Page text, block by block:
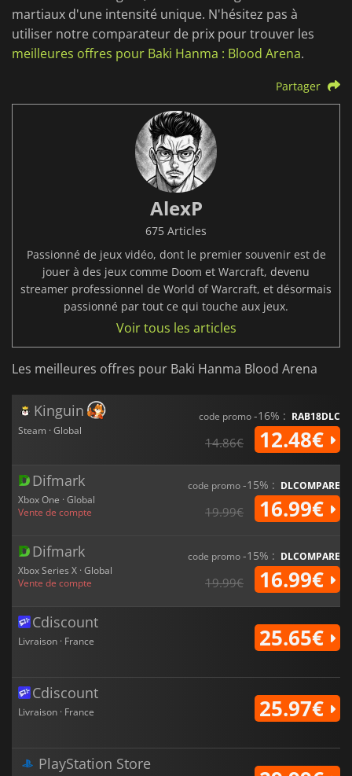
martiaux d'une intensité unique. N'hésitez pas à
utiliser notre comparateur de prix pour trouver les
meilleures offres pour Baki Hanma : Blood Arena.
Partager
AlexP
675 Articles
Passionné de jeux vidéo, dont le premier souvenir est de
jouer à des jeux comme Doom et Warcraft, devenu
streamer professionnel de World of Warcraft, et désormais
passionné par tout ce qui touche aux jeux.
Voir tous les articles
Les meilleures offres pour Baki Hanma Blood Arena
Kinguin
Steam · Global
code promo-16% : RAB18DLC
14.86€ 12.48€
Difmark
Xbox One · Global
Vente de compte
code promo-15% : DLCOMPARE
19.99€ 16.99€
Difmark
Xbox Series X · Global
Vente de compte
code promo-15% : DLCOMPARE
19.99€ 16.99€
Cdiscount
Livraison · France 25.65€
Cdiscount
Livraison · France 25.97€
PlayStation Store